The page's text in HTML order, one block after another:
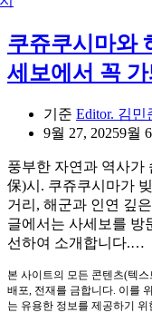
대
검
색
하
쿠쥬쿠시마와
세보에서 꼭
기준 Editor. 김민
9월 27, 20259월
풍부한 자연과 역사가
保)시. 쿠쥬쿠시마가
거리, 해군과 인연 깊
글에서는 사세보를 방
선하여 소개합니다.…
본 사이트의 모든 콘텐츠(텍
배포, 전재를 금합니다. 이를
는 유용한 정보를 제공하기